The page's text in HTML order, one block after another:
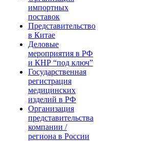
импортных
поставок
Представительство
в Китае
Деловые
мероприятия в РФ
и КНР “под ключ”
Государственная
регистрация
медицинских
изделий в РФ
Организация
представительства
компании /
региона в России